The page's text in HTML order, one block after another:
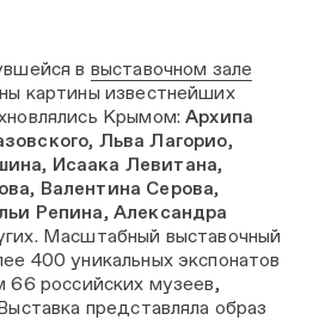
в выставочном зале
картины известнейших
Крымом:Архипа
, Льва Лагорио,
, Исаака Левитана,
, Валентина Серова,
Репина, Александра
Масштабный выставочный
400 уникальных экспонатов
66 российских музеев,
представляла образ